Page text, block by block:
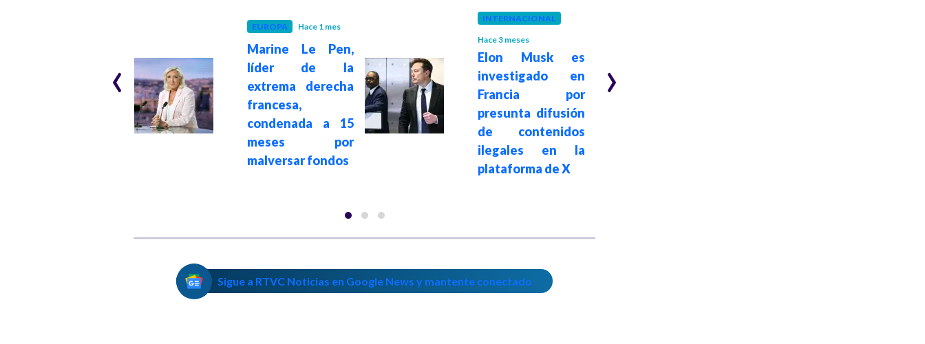
izquierda en
Francia, mientras
EUROPA Hace 1 mes
Marine Le Pen,
líder de la
extrema derecha
francesa,
condenada a 15
meses por
malversar fondos
INTERNACIONAL
Hace 3 meses
Elon Musk es
investigado en
Francia por
presunta difusión
de contenidos
ilegales en la
plataforma de X
‹ ›
Sigue a RTVC Noticias en Google News y mantente conectado